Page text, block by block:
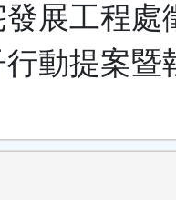
展工程處
動提案暨